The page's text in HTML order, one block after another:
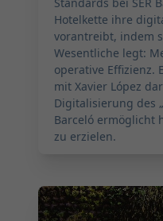
Hotelkette ihre
vorantreibt, indem
Wesentliche legt:
operative Effizienz.
mit Xavier López
Digitalisierung des
Barceló ermöglicht
zu erzielen.
2026-04-29